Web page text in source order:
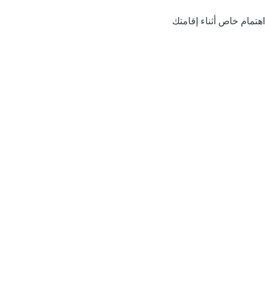
اهتمام خاص أثناء إقامتك